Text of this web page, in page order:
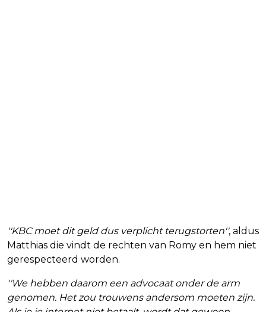
''KBC moet dit geld dus verplicht terugstorten'', aldus
Matthias die vindt de rechten van Romy en hem niet
gerespecteerd worden.
''We hebben daarom een advocaat onder de arm
genomen. Het zou trouwens andersom moeten zijn.